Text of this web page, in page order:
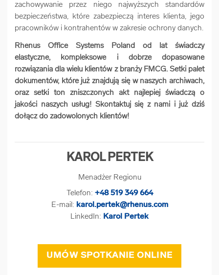
zachowywanie przez niego najwyższych standardów
bezpieczeństwa, które zabezpieczą interes klienta, jego
pracowników i kontrahentów w zakresie ochrony danych.
Rhenus Office Systems Poland od lat świadczy
elastyczne, kompleksowe i dobrze dopasowane
rozwiązania dla wielu klientów z branży FMCG. Setki palet
dokumentów, które już znajdują się w naszych archiwach,
oraz setki ton zniszczonych akt najlepiej świadczą o
jakości naszych usług! Skontaktuj się z nami i już dziś
dołącz do zadowolonych klientów!
KAROL PERTEK
Menadżer Regionu
Telefon: +48 519 349 664
E-mail: karol.pertek@rhenus.com
LinkedIn: Karol Pertek
UMÓW SPOTKANIE ONLINE